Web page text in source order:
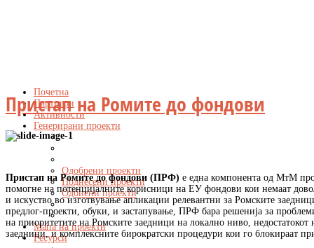
Почетна
Партнери
Активности
Генерирани проекти
Одобрени проекти
Поднесени проекти
Одбиени проекти
Мапа на проекти
Ресурси
Пристап на Ромите до фондови
Пристап на Ромите до фондови (ПРФ) е една компонента од МтМ
помогне на потенцијалните корисници на ЕУ фондови кои немаат
и искуство во изготвување апликации релевантни за Ромските
предлог-проекти, обуки, и застапување, ПРФ бара решенија за
на приоритетите на Ромските заедници на локално ниво, недостатокот
заедници, и комплексните бирократски процедури кои го блокираат